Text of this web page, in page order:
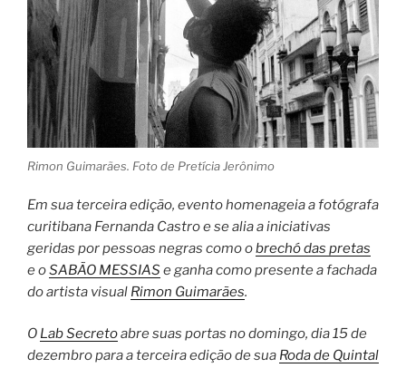
Rimon Guimarães. Foto de Pretícia Jerônimo
Em sua terceira edição, evento homenageia a fotógrafa
curitibana Fernanda Castro e se alia a iniciativas
geridas por pessoas negras como obrechó das pretas
e oSABÃO MESSIAS e ganha como presente a fachada
do artista visual Rimon Guimarães.
O Lab Secretoabre suas portas no domingo, dia 15 de
dezembro para a terceira edição de sua Roda de Quintal